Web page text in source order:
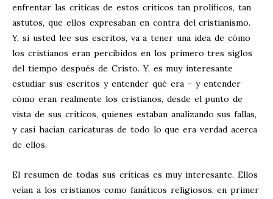
enfrentar las críticas de estos críticos tan prolíficos, tan
astutos, que ellos expresaban en contra del cristianismo.
Y, si usted lee sus escritos, va a tener una idea de cómo
los cristianos eran percibidos en los primero tres siglos
del tiempo después de Cristo. Y, es muy interesante
estudiar sus escritos y entender qué era – y entender
cómo eran realmente los cristianos, desde el punto de
vista de sus críticos, quienes estaban analizando sus fallas,
y casi hacían caricaturas de todo lo que era verdad acerca
de ellos.
El resumen de todas sus críticas es muy interesante. Ellos
veían a los cristianos como fanáticos religiosos, en primer